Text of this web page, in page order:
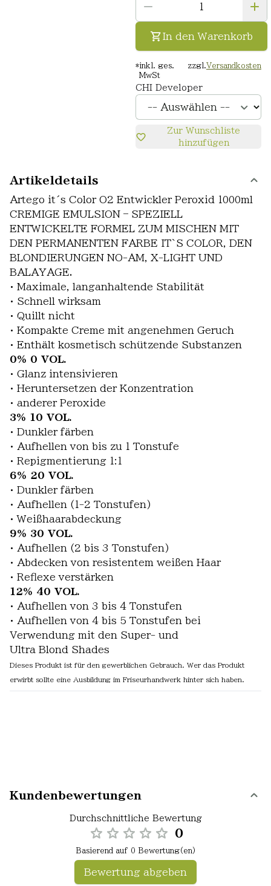
In den Warenkorb
*inkl. ges.
MwSt
zzgl. Versandkosten
CHI Developer
Zur Wunschliste
hinzufügen
Artikeldetails
Artego it´s Color O2 Entwickler Peroxid 1000ml
CREMIGE EMULSION – SPEZIELL
ENTWICKELTE FORMEL ZUM MISCHEN MIT
DEN PERMANENTEN FARBE IT`S COLOR, DEN
BLONDIERUNGEN NO-AM, X-LIGHT UND
BALAYAGE.
• Maximale, langanhaltende Stabilität
• Schnell wirksam
• Quillt nicht
• Kompakte Creme mit angenehmen Geruch
• Enthält kosmetisch schützende Substanzen
0% 0 VOL.
• Glanz intensivieren
• Heruntersetzen der Konzentration
• anderer Peroxide
3% 10 VOL.
• Dunkler färben
• Aufhellen von bis zu 1 Tonstufe
• Repigmentierung 1:1
6% 20 VOL.
• Dunkler färben
• Aufhellen (1-2 Tonstufen)
• Weißhaarabdeckung
9% 30 VOL.
• Aufhellen (2 bis 3 Tonstufen)
• Abdecken von resistentem weißen Haar
• Reflexe verstärken
12% 40 VOL.
• Aufhellen von 3 bis 4 Tonstufen
• Aufhellen von 4 bis 5 Tonstufen bei
Verwendung mit den Super- und
Ultra Blond Shades
Dieses Produkt ist für den gewerblichen Gebrauch. Wer das Produkt
erwirbt sollte eine Ausbildung im Friseurhandwerk hinter sich haben.
Kundenbewertungen
Durchschnittliche Bewertung
0
Basierend auf 0 Bewertung(en)
Bewertung abgeben